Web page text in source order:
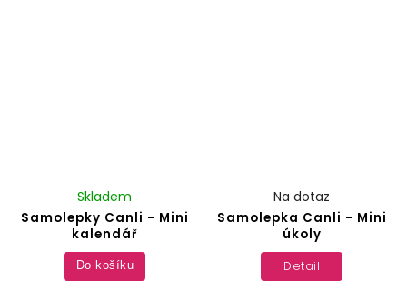
Samolepky Canli - Mini
kalendář
Skladem
Do košíku
Samolepka Canli - Mini
úkoly
Na dotaz
Detail